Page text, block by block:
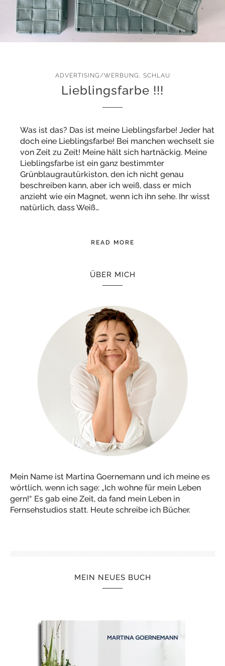
ADVERTISING/WERBUNG , SCHLAU
Lieblingsfarbe !!!
Was ist das? Das ist meine Lieblingsfarbe! Jeder hat
doch eine Lieblingsfarbe! Bei manchen wechselt sie
von Zeit zu Zeit! Meine hält sich hartnäckig. Meine
Lieblingsfarbe ist ein ganz bestimmter
Grünblaugrautürkiston, den ich nicht genau
beschreiben kann, aber ich weiß, dass er mich
anzieht wie ein Magnet, wenn ich ihn sehe. Ihr wisst
natürlich, dass Weiß…
READ MORE
ÜBER MICH
Mein Name ist Martina Goernemann und ich meine es
wörtlich, wenn ich sage: „Ich wohne für mein Leben
gern!“ Es gab eine Zeit, da fand mein Leben in
Fernsehstudios statt. Heute schreibe ich Bücher.
MEIN NEUES BUCH